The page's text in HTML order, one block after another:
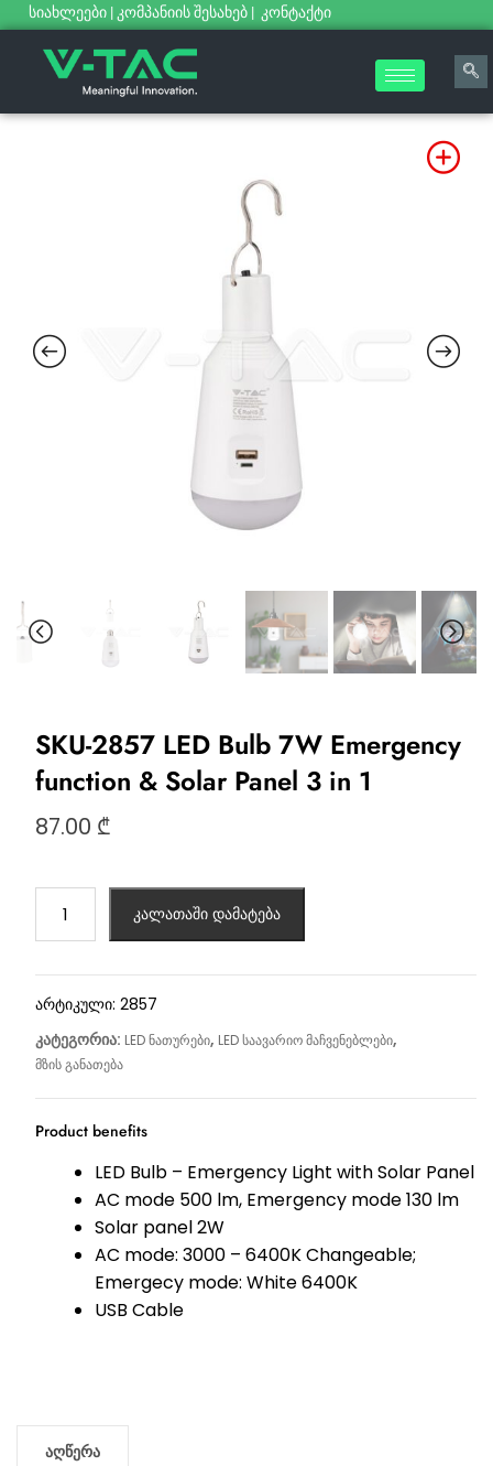
სიახლეები | კომპანიის შესახებ | კონტაქტი
SKU-2857 LED Bulb 7W Emergency
function & Solar Panel 3 in 1
87.00 ₾
კალათაში დამატება
არტიკული: 2857
კატეგორია: LED ნათურები, LED საავარიო მაჩვენებლები,
მზის განათება
Product benefits
LED Bulb – Emergency Light with Solar Panel
AC mode 500 lm, Emergency mode 130 lm
Solar panel 2W
AC mode: 3000 – 6400K Changeable;
Emergecy mode: White 6400K
USB Cable
აღწერა